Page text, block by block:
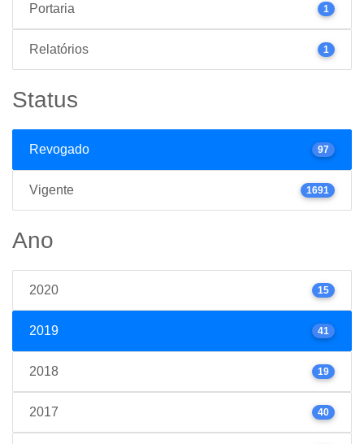
Portaria 1
Relatórios 1
Status
Revogado 97
Vigente 1691
Ano
2020 15
2019 41
2018 19
2017 40